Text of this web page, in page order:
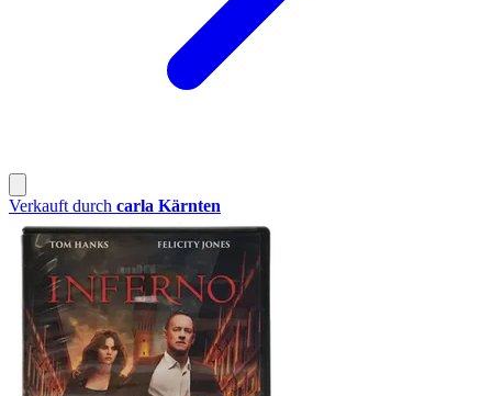
Verkauft durch carla Kärnten